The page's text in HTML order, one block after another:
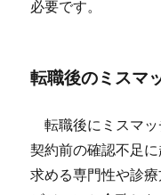
必要です。
転職後のミスマ
転職後にミスマッ
契約前の確認不足
求める専門性や診